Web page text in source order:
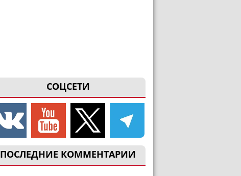
СОЦСЕТИ
ПОСЛЕДНИЕ КОММЕНТАРИИ